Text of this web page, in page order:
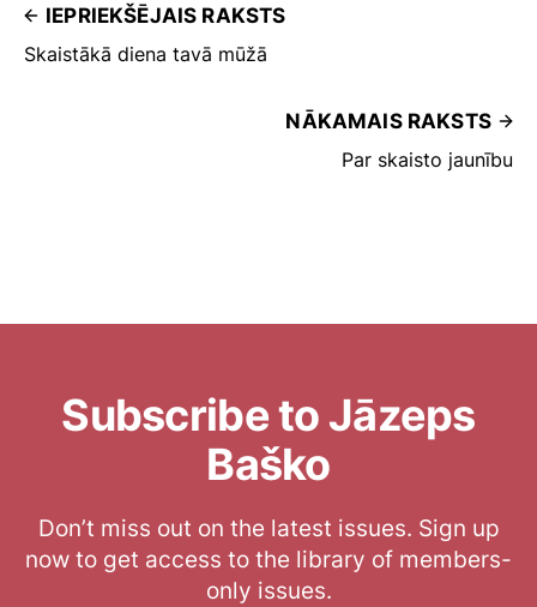
IEPRIEKŠĒJAIS RAKSTS
Skaistākā diena tavā mūžā
NĀKAMAIS RAKSTS
Par skaisto jaunību
Subscribe to Jāzeps
Baško
Don’t miss out on the latest issues. Sign up
now to get access to the library of members-
only issues.